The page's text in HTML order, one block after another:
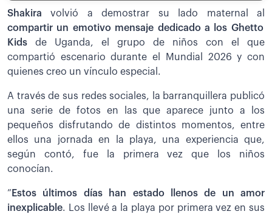
Shakiravolvió a demostrar su lado maternal al
compartir un emotivo mensaje dedicado a los Ghetto
Kids de Uganda, el grupo de niños con el que
compartió escenario durante el Mundial 2026 y con
quienes creo un vínculo especial.
A través de sus redes sociales, la barranquillera publicó
una serie de fotos en las que aparece junto a los
pequeños disfrutando de distintos momentos, entre
ellos una jornada en la playa, una experiencia que,
según contó, fue la primera vez que los niños
conocían.
” Estos últimos días han estado llenos de un amor
inexplicable. Los llevé a la playa por primera vez en sus